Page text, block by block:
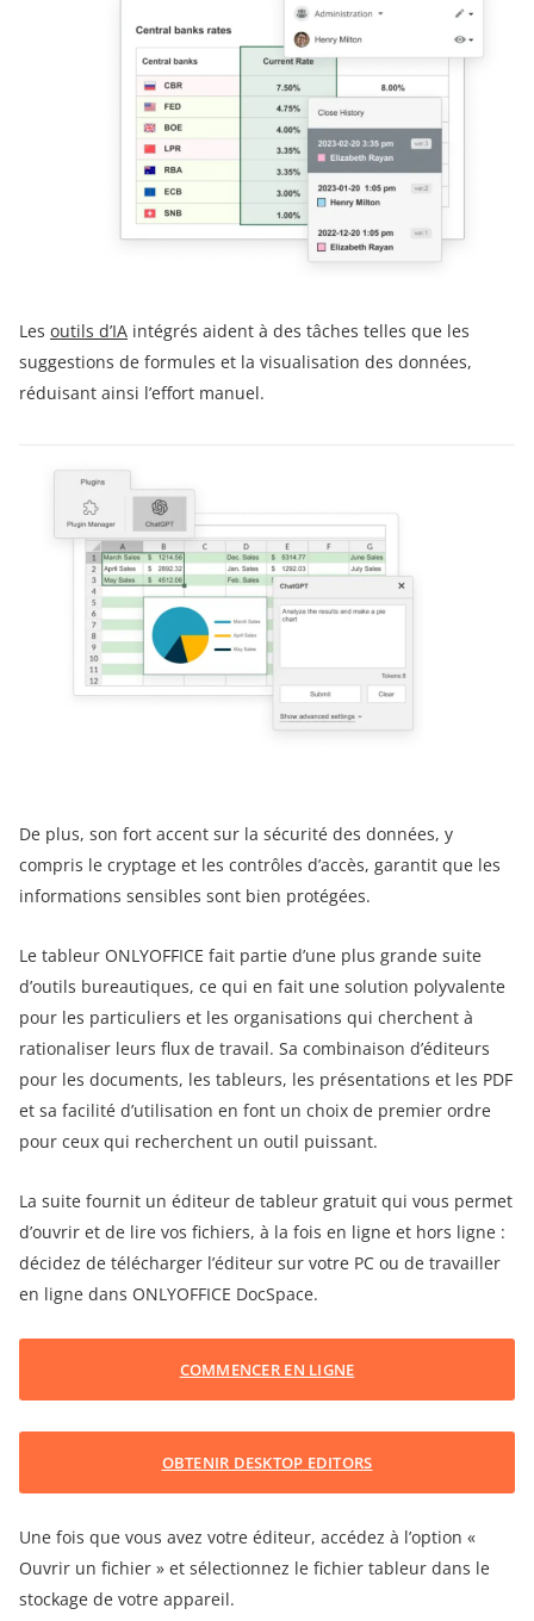
Les outils d’IA intégrés aident à des tâches telles que les
suggestions de formules et la visualisation des données,
réduisant ainsi l’effort manuel.
De plus, son fort accent sur la sécurité des données, y
compris le cryptage et les contrôles d’accès, garantit que les
informations sensibles sont bien protégées.
Le tableur ONLYOFFICE fait partie d’une plus grande suite
d’outils bureautiques, ce qui en fait une solution polyvalente
pour les particuliers et les organisations qui cherchent à
rationaliser leurs flux de travail. Sa combinaison d’éditeurs
pour les documents, les tableurs, les présentations et les PDF
et sa facilité d’utilisation en font un choix de premier ordre
pour ceux qui recherchent un outil puissant.
La suite fournit un éditeur de tableur gratuit qui vous permet
d’ouvrir et de lire vos fichiers, à la fois en ligne et hors ligne :
décidez de télécharger l’éditeur sur votre PC ou de travailler
en ligne dans ONLYOFFICE DocSpace.
COMMENCER EN LIGNE
OBTENIR DESKTOP EDITORS
Une fois que vous avez votre éditeur, accédez à l’option «
Ouvrir un fichier » et sélectionnez le fichier tableur dans le
stockage de votre appareil.